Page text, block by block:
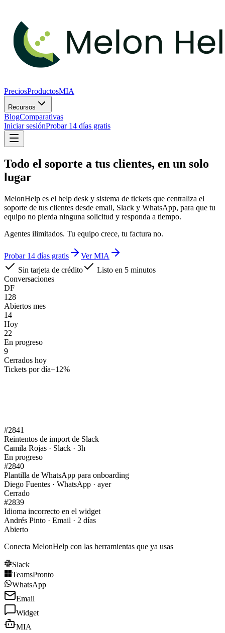
PreciosProductosMIA
Recursos
BlogComparativas
Iniciar sesiónProbar 14 días gratis
Todo el soporte a tus clientes, en un solo
lugar
MelonHelp es el help desk y sistema de tickets que centraliza el
soporte de tus clientes desde email, Slack y WhatsApp, para que tu
equipo no pierda ninguna solicitud y responda a tiempo.
Agentes ilimitados. Tu equipo crece, tu factura no.
Probar 14 días gratis
Ver MIA
Sin tarjeta de crédito
Listo en 5 minutos
Conversaciones
DF
128
Abiertos mes
14
Hoy
22
En progreso
9
Cerrados hoy
Tickets por día+12%
#2841
Reintentos de import de Slack
Camila Rojas · Slack · 3h
En progreso
#2840
Plantilla de WhatsApp para onboarding
Diego Fuentes · WhatsApp · ayer
Cerrado
#2839
Idioma incorrecto en el widget
Andrés Pinto · Email · 2 días
Abierto
Conecta MelonHelp con las herramientas que ya usas
Slack
TeamsPronto
WhatsApp
Email
Widget
MIA